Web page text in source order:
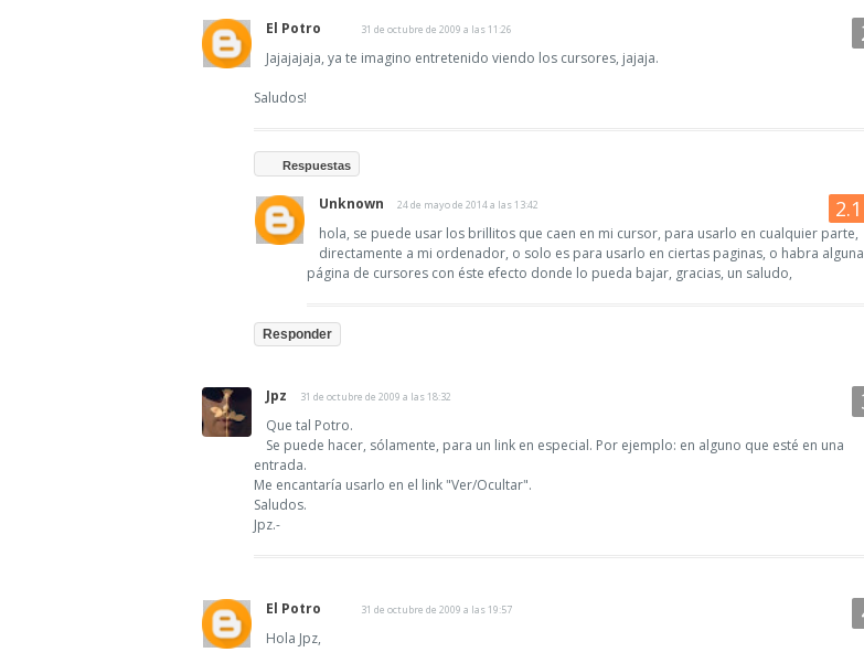
El Potro 31 de octubre de 2009 a las 11:26
Jajajajaja, ya te imagino entretenido viendo los cursores, jajaja.
Saludos!
Respuestas
Unknown 24 de mayo de 2014 a las 13:42
hola, se puede usar los brillitos que caen en mi cursor, para usarlo en cualquier parte,
directamente a mi ordenador, o solo es para usarlo en ciertas paginas, o habra alguna
página de cursores con éste efecto donde lo pueda bajar, gracias, un saludo,
Responder
Jpz 31 de octubre de 2009 a las 18:32
Que tal Potro.
Se puede hacer, sólamente, para un link en especial. Por ejemplo: en alguno que esté en una
entrada.
Me encantaría usarlo en el link "Ver/Ocultar".
Saludos.
Jpz.-
El Potro 31 de octubre de 2009 a las 19:57
Hola Jpz,